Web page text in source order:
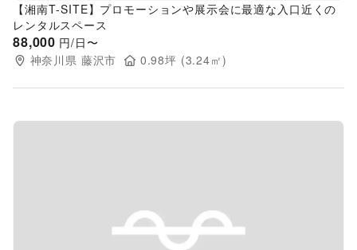
【湘南T‐SITE】プロモーションや展示会に最適な入口近くの
レンタルスペース
88,000 円/日〜
神奈川県 藤沢市 0.98坪 (3.24㎡)
Previous slide